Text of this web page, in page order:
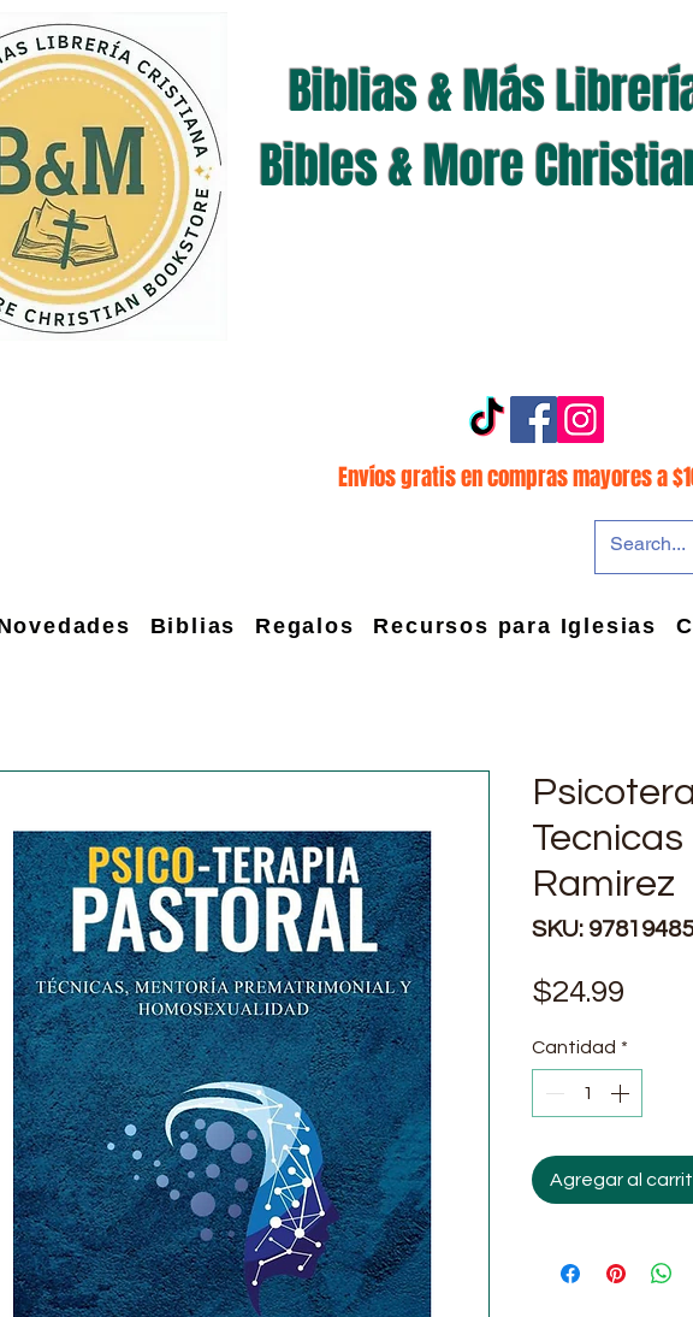
Biblias & Más
Bibles & More
Envíos gratis en compras mayores a
Ramirez
SKU:
$24.99
Cantidad *
Agregar al
Biblias Regalos Recursos para Iglesias